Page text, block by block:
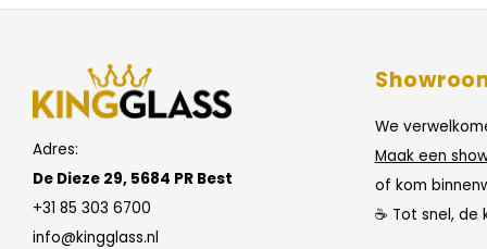
Adres:
De Dieze 29, 5684 PR Best
+31 85 303 6700
info@kingglass.nl
We
Maak een
of kom
☕ Tot snel,